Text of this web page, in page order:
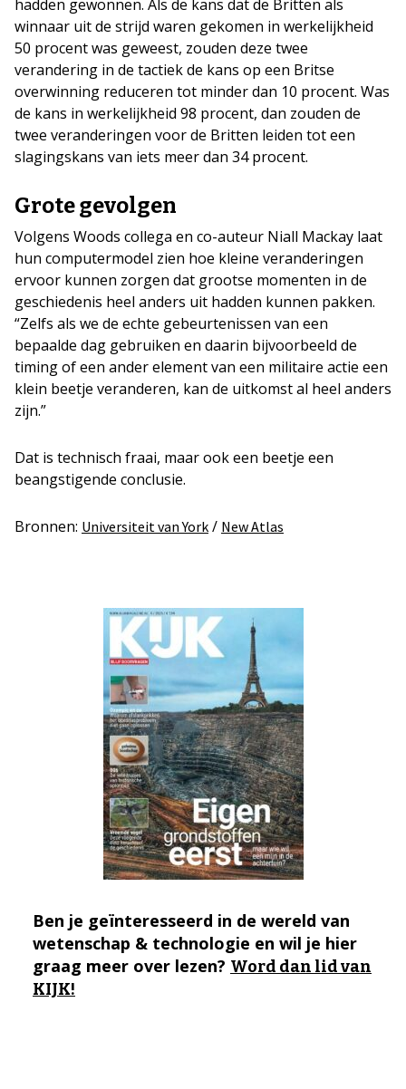
hadden gewonnen. Als de kans dat de Britten als
winnaar uit de strijd waren gekomen in werkelijkheid
50 procent was geweest, zouden deze twee
verandering in de tactiek de kans op een Britse
overwinning reduceren tot minder dan 10 procent. Was
de kans in werkelijkheid 98 procent, dan zouden de
twee veranderingen voor de Britten leiden tot een
slagingskans van iets meer dan 34 procent.
Grote gevolgen
Volgens Woods collega en co-auteur Niall Mackay laat
hun computermodel zien hoe kleine veranderingen
ervoor kunnen zorgen dat grootse momenten in de
geschiedenis heel anders uit hadden kunnen pakken.
“Zelfs als we de echte gebeurtenissen van een
bepaalde dag gebruiken en daarin bijvoorbeeld de
timing of een ander element van een militaire actie een
klein beetje veranderen, kan de uitkomst al heel anders
zijn.”
Dat is technisch fraai, maar ook een beetje een
beangstigende conclusie.
Bronnen: Universiteit van York / New Atlas
Ben je geïnteresseerd in de wereld van
wetenschap & technologie en wil je hier
graag meer over lezen? Word dan lid van
KIJK!